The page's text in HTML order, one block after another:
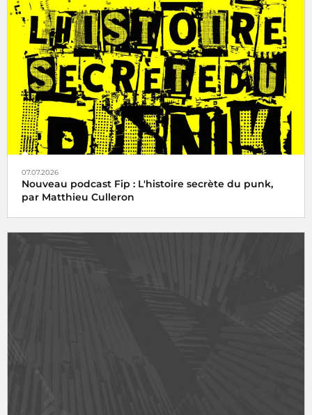
07.07.2026
Nouveau podcast Fip : L'histoire secrète du punk,
par Matthieu Culleron